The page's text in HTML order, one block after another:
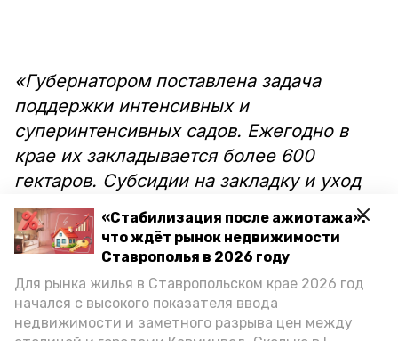
«Стабилизация после ажиотажа»:
что ждёт рынок недвижимости
Ставрополья в 2026 году
Для рынка жилья в Ставропольском крае 2026 год
начался с высокого показателя ввода
недвижимости и заметного разрыва цен между
«Губернатором поставлена задача
поддержки интенсивных и
суперинтенсивных садов. Ежегодно в
крае их закладывается более 600
гектаров. Субсидии на закладку и уход
за многолетними насаждениями в
прошлом году составили 525, 8 млн
рублей, в этом году будет направлено
574,6 млн. Это отличная поддержка
садоводов, которую мы планируем
системно выдерживать в долгосрочной